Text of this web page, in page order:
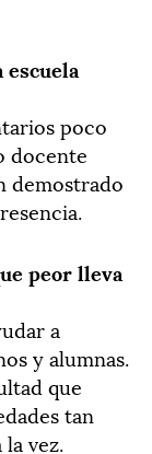
poco
docente
demostrado
peor lleva
a
y alumnas.
que
tan
vez.